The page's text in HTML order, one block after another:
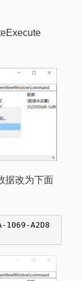
据改为下面
A2D8